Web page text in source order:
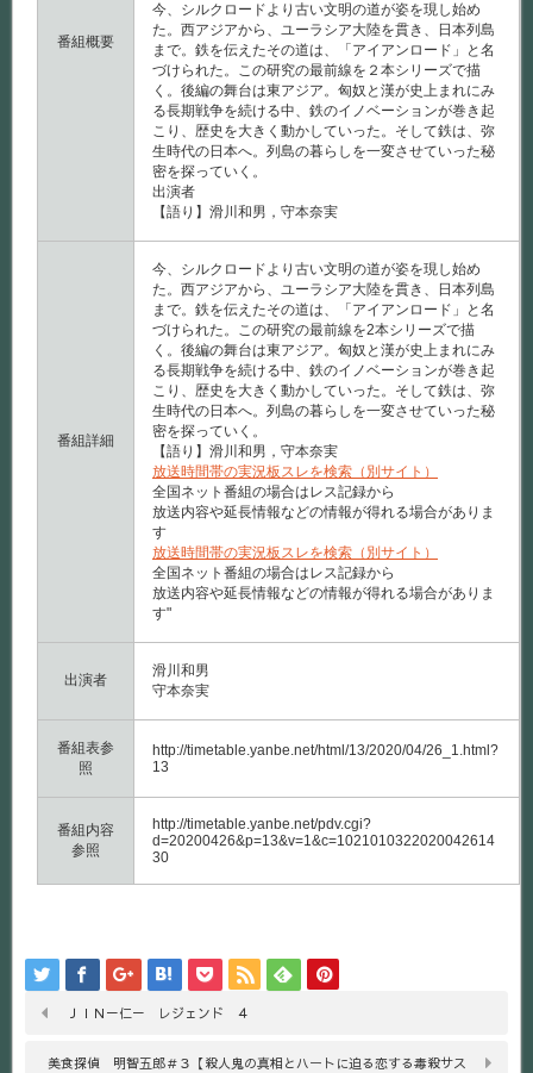
番組概要
今、シルクロードより古い文明の道が姿を現し始め
た。西アジアから、ユーラシア大陸を貫き、日本列島
まで。鉄を伝えたその道は、「アイアンロード」と名
づけられた。この研究の最前線を２本シリーズで描
く。後編の舞台は東アジア。匈奴と漢が史上まれにみ
る長期戦争を続ける中、鉄のイノベーションが巻き起
こり、歴史を大きく動かしていった。そして鉄は、弥
生時代の日本へ。列島の暮らしを一変させていった秘
密を探っていく。
出演者
【語り】滑川和男，守本奈実
番組詳細
今、シルクロードより古い文明の道が姿を現し始め
た。西アジアから、ユーラシア大陸を貫き、日本列島
まで。鉄を伝えたその道は、「アイアンロード」と名
づけられた。この研究の最前線を2本シリーズで描
く。後編の舞台は東アジア。匈奴と漢が史上まれにみ
る長期戦争を続ける中、鉄のイノベーションが巻き起
こり、歴史を大きく動かしていった。そして鉄は、弥
生時代の日本へ。列島の暮らしを一変させていった秘
密を探っていく。
【語り】滑川和男，守本奈実
放送時間帯の実況板スレを検索（別サイト）
全国ネット番組の場合はレス記録から
放送内容や延長情報などの情報が得れる場合がありま
す
放送時間帯の実況板スレを検索（別サイト）
全国ネット番組の場合はレス記録から
放送内容や延長情報などの情報が得れる場合がありま
す"
出演者
滑川和男
守本奈実
番組表参
照
http://timetable.yanbe.net/html/13/2020/04/26_1.html?
13
番組内容
参照
http://timetable.yanbe.net/pdv.cgi?
d=20200426&p=13&v=1&c=1021010322020042614
30
ＪＩＮ－仁－ レジェンド ４
美食探偵 明智五郎＃３【殺人鬼の真相とハートに迫る恋する毒殺サス